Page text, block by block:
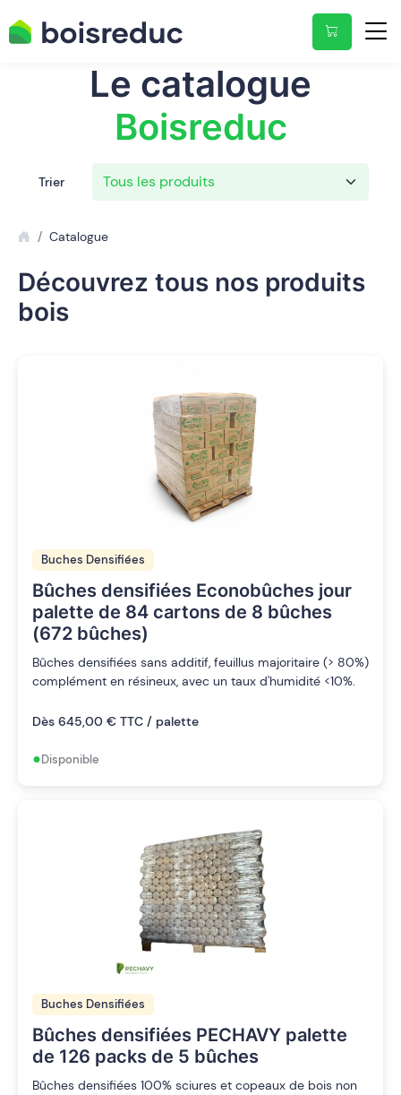
Le catalogue
Boisreduc
Trier
Catalogue
Découvrez tous nos produits
bois
Buches Densifiées
Bûches densifiées Econobûches jour
palette de 84 cartons de 8 bûches
(672 bûches)
Bûches densifiées sans additif, feuillus majoritaire (> 80%)
complément en résineux, avec un taux d'humidité <10%.
Dès 645,00 € TTC / palette
•Disponible
Buches Densifiées
Bûches densifiées PECHAVY palette
de 126 packs de 5 bûches
Bûches densifiées 100% sciures et copeaux de bois non